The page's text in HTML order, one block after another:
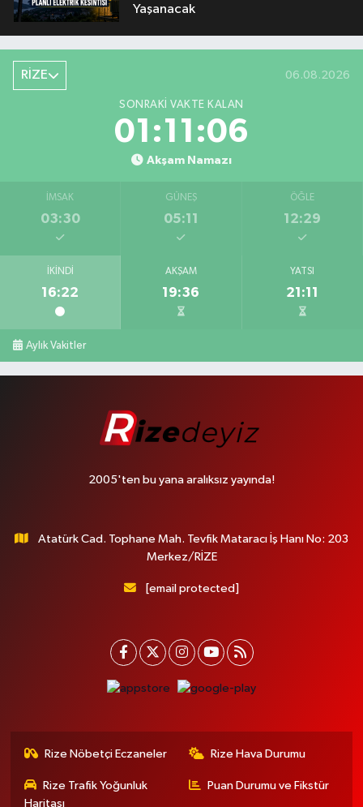
Yaşanacak
RİZE 06.08.2026
SONRAKI VAKTE KALAN
01:11:06
Akşam Namazı
İMSAK
03:30
GÜNEŞ
05:11
ÖĞLE
12:29
İKINDI
16:22
AKŞAM
19:36
YATSI
21:11
Aylık Vakitler
2005'ten bu yana aralıksız yayında!
Atatürk Cad. Tophane Mah. Tevfik Mataracı İş Hanı No: 203
Merkez/RİZE
[email protected]
Rize Nöbetçi Eczaneler Rize Hava Durumu
Rize Trafik Yoğunluk
Haritası
Puan Durumu ve Fikstür